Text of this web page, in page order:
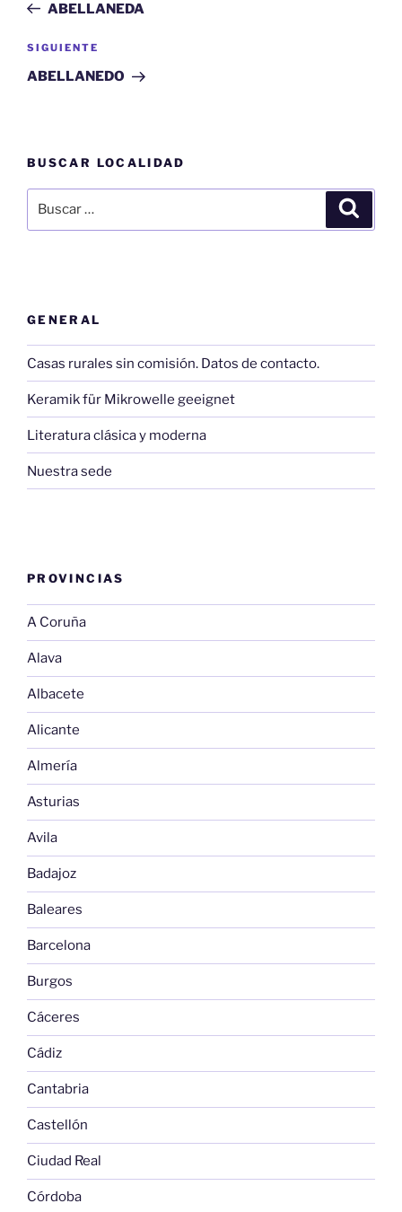
entradas
anterior:
ABELLANEDA
Siguiente
entrada
SIGUIENTE
ABELLANEDO
BUSCAR LOCALIDAD
por:
GENERAL
Casas rurales sin comisión. Datos de contacto.
Keramik für Mikrowelle geeignet
Literatura clásica y moderna
Nuestra sede
PROVINCIAS
A Coruña
Alava
Albacete
Alicante
Almería
Asturias
Avila
Badajoz
Baleares
Barcelona
Burgos
Cáceres
Cádiz
Cantabria
Castellón
Ciudad Real
Córdoba